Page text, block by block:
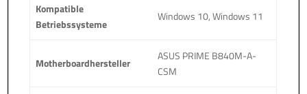
Kompatible
Betriebssysteme
Windows 10, Windows 11
Motherboardhersteller
ASUS PRIME B840M-A-
CSM